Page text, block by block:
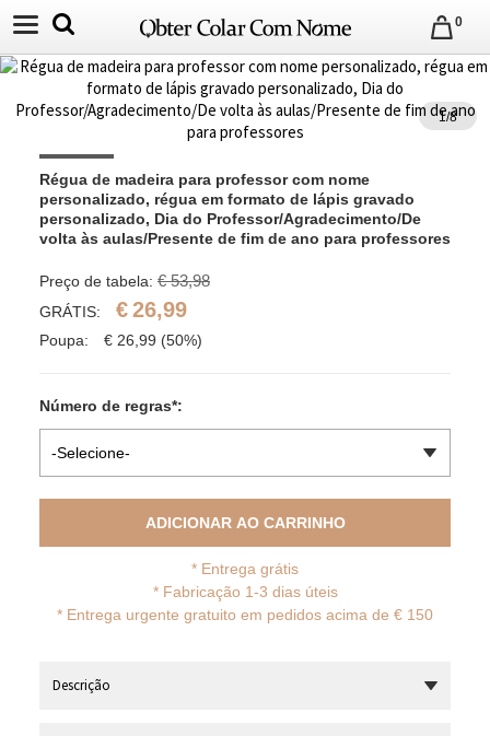
0
1/8
Régua de madeira para professor com nome
personalizado, régua em formato de lápis gravado
personalizado, Dia do Professor/Agradecimento/De
volta às aulas/Presente de fim de ano para professores
Preço de tabela: € 53,98
GRÁTIS: €26,99
Poupa: € 26,99 (50%)
Número de regras*:
-Selecione-
ADICIONAR AO CARRINHO
* Entrega grátis
* Fabricação 1-3 dias úteis
* Entrega urgente gratuito em pedidos acima de € 150
Descrição